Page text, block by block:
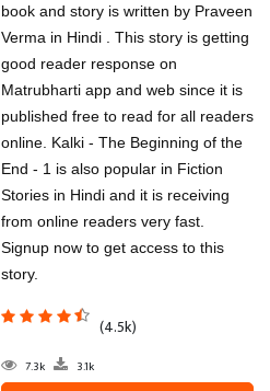
book and story is written by Praveen
Verma in Hindi . This story is getting
good reader response on
Matrubharti app and web since it is
published free to read for all readers
online. Kalki - The Beginning of the
End - 1 is also popular in Fiction
Stories in Hindi and it is receiving
from online readers very fast.
Signup now to get access to this
story.
(4.5k)
7.3k 3.1k